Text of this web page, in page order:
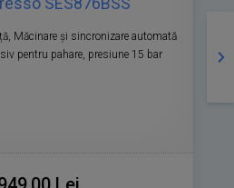
Măcinare și sincronizare automată
pentru pahare, presiune 15 bar